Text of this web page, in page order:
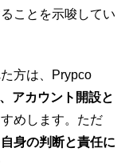
ことを示唆してい
方は、Prypco
アカウント開設と
めします。ただ
自身の判断と責任に